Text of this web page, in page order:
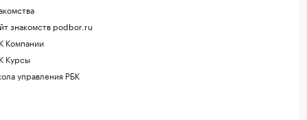
знакомств podbor.ru
Компании
Курсы
управления РБК